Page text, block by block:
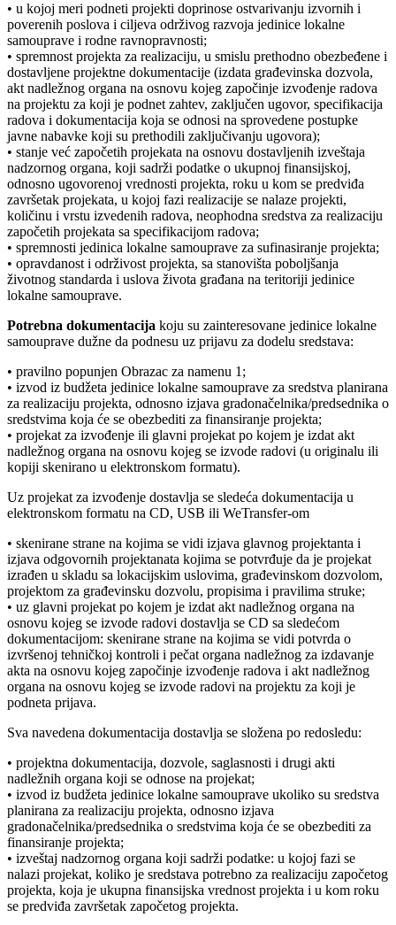
• u kojoj meri podneti projekti doprinose ostvarivanju izvornih i
poverenih poslova i ciljeva održivog razvoja jedinice lokalne
samouprave i rodne ravnopravnosti;
• spremnost projekta za realizaciju, u smislu prethodno obezbeđene i
dostavljene projektne dokumentacije (izdata građevinska dozvola,
akt nadležnog organa na osnovu kojeg započinje izvođenje radova
na projektu za koji je podnet zahtev, zaključen ugovor, specifikacija
radova i dokumentacija koja se odnosi na sprovedene postupke
javne nabavke koji su prethodili zaključivanju ugovora);
• stanje već započetih projekata na osnovu dostavljenih izveštaja
nadzornog organa, koji sadrži podatke o ukupnoj finansijskoj,
odnosno ugovorenoj vrednosti projekta, roku u kom se predviđa
završetak projekata, u kojoj fazi realizacije se nalaze projekti,
količinu i vrstu izvedenih radova, neophodna sredstva za realizaciju
započetih projekata sa specifikacijom radova;
• spremnosti jedinica lokalne samouprave za sufinasiranje projekta;
• opravdanost i održivost projekta, sa stanovišta poboljšanja
životnog standarda i uslova života građana na teritoriji jedinice
lokalne samouprave.
Potrebna dokumentacija koju su zainteresovane jedinice lokalne
samouprave dužne da podnesu uz prijavu za dodelu sredstava:
• pravilno popunjen Obrazac za namenu 1;
• izvod iz budžeta jedinice lokalne samouprave za sredstva planirana
za realizaciju projekta, odnosno izjava gradonačelnika/predsednika o
sredstvima koja će se obezbediti za finansiranje projekta;
• projekat za izvođenje ili glavni projekat po kojem je izdat akt
nadležnog organa na osnovu kojeg se izvode radovi (u originalu ili
kopiji skenirano u elektronskom formatu).
Uz projekat za izvođenje dostavlja se sledeća dokumentacija u
elektronskom formatu na CD, USB ili WeTransfer-om
• skenirane strane na kojima se vidi izjava glavnog projektanta i
izjava odgovornih projektanata kojima se potvrđuje da je projekat
izrađen u skladu sa lokacijskim uslovima, građevinskom dozvolom,
projektom za građevinsku dozvolu, propisima i pravilima struke;
• uz glavni projekat po kojem je izdat akt nadležnog organa na
osnovu kojeg se izvode radovi dostavlja se CD sa sledećom
dokumentacijom: skenirane strane na kojima se vidi potvrda o
izvršenoj tehničkoj kontroli i pečat organa nadležnog za izdavanje
akta na osnovu kojeg započinje izvođenje radova i akt nadležnog
organa na osnovu kojeg se izvode radovi na projektu za koji je
podneta prijava.
Sva navedena dokumentacija dostavlja se složena po redosledu:
• projektna dokumentacija, dozvole, saglasnosti i drugi akti
nadležnih organa koji se odnose na projekat;
• izvod iz budžeta jedinice lokalne samouprave ukoliko su sredstva
planirana za realizaciju projekta, odnosno izjava
gradonačelnika/predsednika o sredstvima koja će se obezbediti za
finansiranje projekta;
• izveštaj nadzornog organa koji sadrži podatke: u kojoj fazi se
nalazi projekat, koliko je sredstava potrebno za realizaciju započetog
projekta, koja je ukupna finansijska vrednost projekta i u kom roku
se predviđa završetak započetog projekta.